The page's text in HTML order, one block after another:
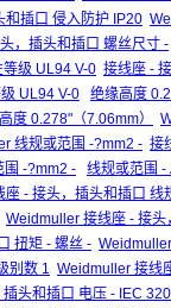
和插口 侵入防护 IP20
，插头和插口 螺丝尺寸 -
级 UL94 V-0 接线座 -
UL94 V-0
绝缘高度
度 0.278"（7.06mm）
线规或范围 -?mm2 - 接
围 -?mm2 -
线规或范围 -
- 接头，插头和插口 线
Weidmuller 接线座 - 接
扭矩 - 螺丝 -
别数 1 Weidmuller 接线
头和插口 电压 - IEC